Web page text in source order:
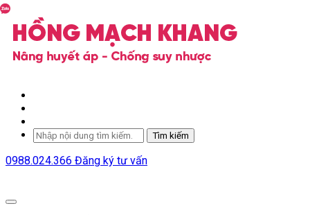
Tìm kiếm
0988.024.366 Đăng ký tư vấn